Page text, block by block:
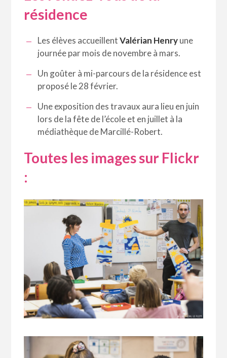
résidence
Les élèves accueillentValérian Henryune
journée par mois de novembre à mars.
Un goûter à mi-parcours de la résidence est
proposé le 28 février.
Une exposition des travaux aura lieu en juin
lors de la fête de l’école et en juillet à la
médiathèque de Marcillé-Robert.
Toutes les images sur Flickr
: